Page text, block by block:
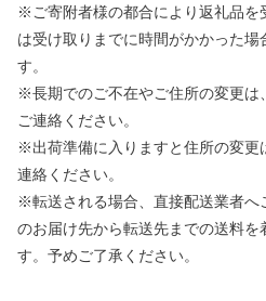
※ご寄附者様の都合により返礼品を
は受け取りまでに時間がかかった場
す。
※長期でのご不在やご住所の変更は
ご連絡ください。
※出荷準備に入りますと住所の変更
連絡ください。
※転送される場合、直接配送業者へ
のお届け先から転送先までの送料を
す。予めご了承ください。